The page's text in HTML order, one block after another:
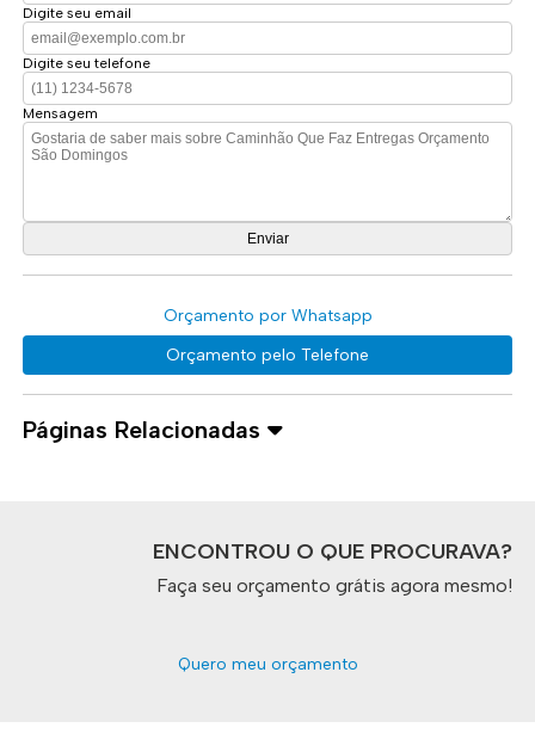
Digite seu email
Digite seu telefone
Mensagem
Orçamento por Whatsapp
Orçamento pelo Telefone
Páginas Relacionadas
ENCONTROU O QUE PROCURAVA?
Faça seu orçamento grátis agora mesmo!
Quero meu orçamento